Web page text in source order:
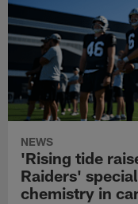
NEWS
'Rising tide
Raiders'
chemistry in